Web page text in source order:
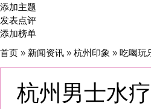
首页»新闻资讯
杭州男士水疗
验，做完身心全
之前我也觉得花几